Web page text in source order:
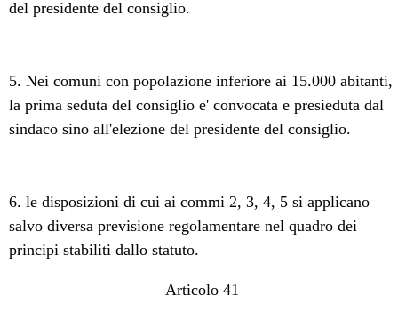
del presidente del consiglio.
5. Nei comuni con popolazione inferiore ai 15.000 abitanti,
la prima seduta del consiglio e' convocata e presieduta dal
sindaco sino all'elezione del presidente del consiglio.
6. le disposizioni di cui ai commi 2, 3, 4, 5 si applicano
salvo diversa previsione regolamentare nel quadro dei
principi stabiliti dallo statuto.
Articolo 41